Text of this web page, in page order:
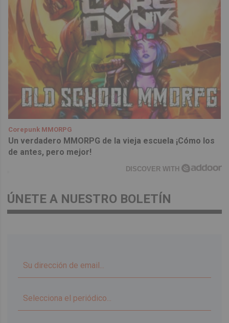
Corepunk MMORPG
Un verdadero MMORPG de la vieja escuela ¡Cómo los
de antes, pero mejor!
DISCOVER WITH
ÚNETE A NUESTRO BOLETÍN